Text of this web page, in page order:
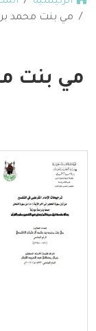
مي بنت محمد
مي بنت